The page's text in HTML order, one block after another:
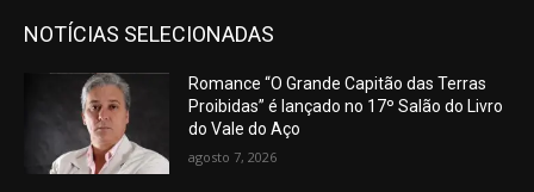
NOTÍCIAS SELECIONADAS
Romance “O Grande Capitão das Terras
Proibidas” é lançado no 17º Salão do Livro
do Vale do Aço
agosto 7, 2026